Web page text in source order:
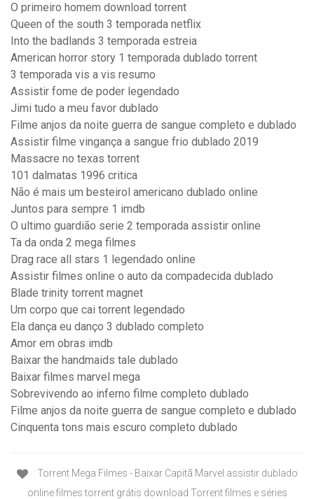
O primeiro homem download torrent
Queen of the south 3 temporada netflix
Into the badlands 3 temporada estreia
American horror story 1 temporada dublado torrent
3 temporada vis a vis resumo
Assistir fome de poder legendado
Jimi tudo a meu favor dublado
Filme anjos da noite guerra de sangue completo e dublado
Assistir filme vingança a sangue frio dublado 2019
Massacre no texas torrent
101 dalmatas 1996 critica
Não é mais um besteirol americano dublado online
Juntos para sempre 1 imdb
O ultimo guardião serie 2 temporada assistir online
Ta da onda 2 mega filmes
Drag race all stars 1 legendado online
Assistir filmes online o auto da compadecida dublado
Blade trinity torrent magnet
Um corpo que cai torrent legendado
Ela dança eu danço 3 dublado completo
Amor em obras imdb
Baixar the handmaids tale dublado
Baixar filmes marvel mega
Sobrevivendo ao inferno filme completo dublado
Filme anjos da noite guerra de sangue completo e dublado
Cinquenta tons mais escuro completo dublado
Torrent Mega Filmes - Baixar Capitã Marvel assistir dublado
online filmes torrent grátis download Torrent filmes e séries